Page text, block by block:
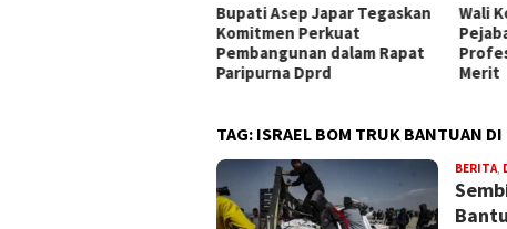
Wali Kota Sukabumi Lantik 24
Pejabat, Perkuat Birokrasi
Profesional Berbasis Sistem
Merit
HUT
TAG: ISRAEL BOM TRUK BANTUAN DI
BERITA,